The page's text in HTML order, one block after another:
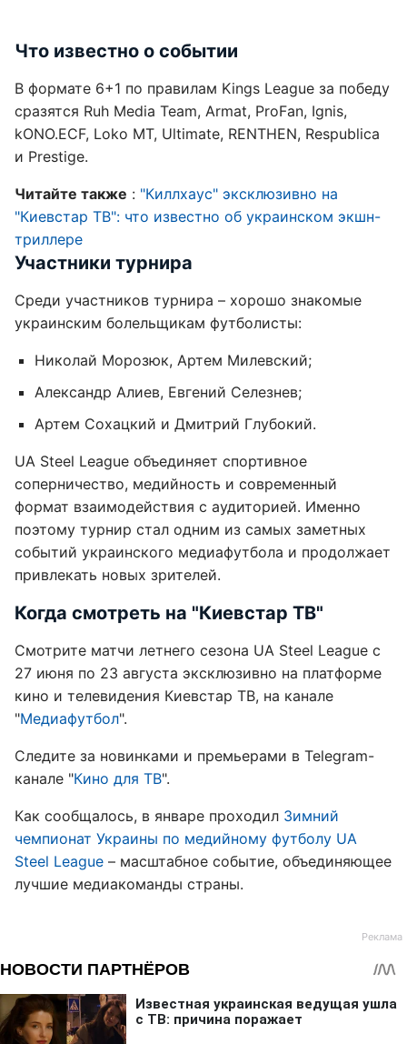
Что известно о событии
В формате 6+1 по правилам Kings League за победу
сразятся Ruh Media Team, Armat, ProFan, Ignis,
kONO.ECF, Loko MT, Ultimate, RENTHEN, Respublica
и Prestige.
Читайте также : "Киллхаус" эксклюзивно на
"Киевстар ТВ": что известно об украинском экшн-
триллере
Участники турнира
Среди участников турнира – хорошо знакомые
украинским болельщикам футболисты:
Николай Морозюк, Артем Милевский;
Александр Алиев, Евгений Селезнев;
Артем Сохацкий и Дмитрий Глубокий.
UA Steel League объединяет спортивное
соперничество, медийность и современный
формат взаимодействия с аудиторией. Именно
поэтому турнир стал одним из самых заметных
событий украинского медиафутбола и продолжает
привлекать новых зрителей.
Когда смотреть на "Киевстар ТВ"
Смотрите матчи летнего сезона UA Steel League с
27 июня по 23 августа эксклюзивно на платформе
кино и телевидения Киевстар ТВ, на канале
"Медиафутбол".
Следите за новинками и премьерами в Telegram-
канале "Кино для ТВ".
Как сообщалось, в январе проходил Зимний
чемпионат Украины по медийному футболу UA
Steel League – масштабное событие, объединяющее
лучшие медиакоманды страны.